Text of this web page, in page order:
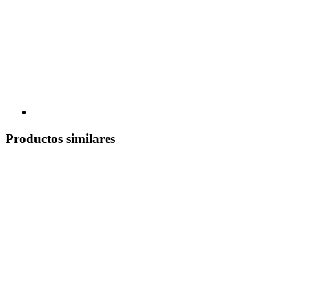
Productos similares